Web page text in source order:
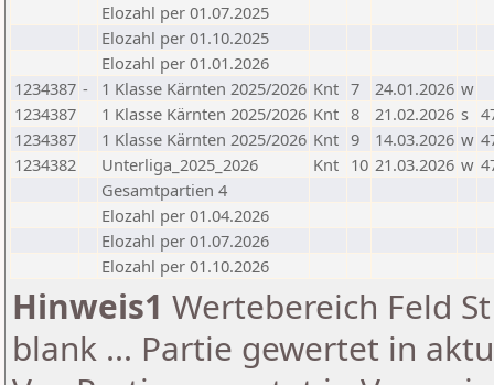
Elozahl per 01.07.2025
Elozahl per 01.10.2025
Elozahl per 01.01.2026
1234387 - 1 Klasse Kärnten 2025/2026 Knt 7 24.01.2026 w
1234387
1 Klasse Kärnten 2025/2026 Knt 8 21.02.2026 s
1234387
1 Klasse Kärnten 2025/2026 Knt 9 14.03.2026 w
1234382
Unterliga_2025_2026 Knt 10 21.03.2026 w
Gesamtpartien 4
Elozahl per 01.04.2026
Elozahl per 01.07.2026
Elozahl per 01.10.2026
Hinweis1 Wertebereich Feld
blank ... Partie gewertet in